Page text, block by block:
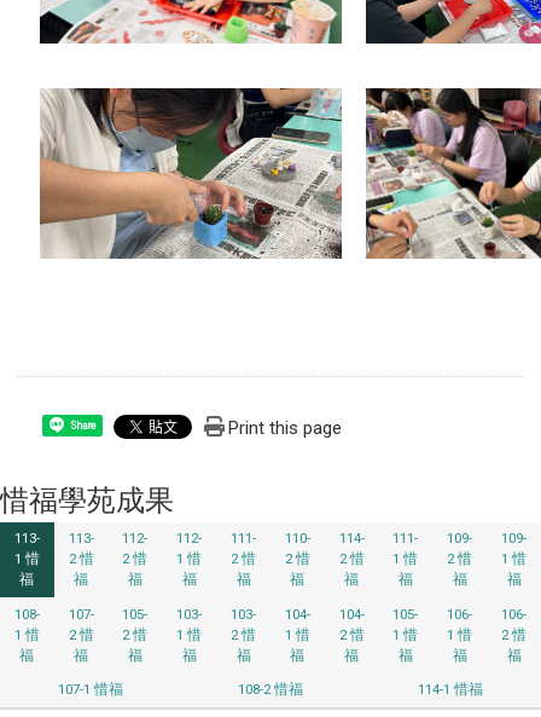
Share Print this page
惜福學苑成果
113-
1 惜
福
113-
2 惜
福
112-
2 惜
福
112-
1 惜
福
111-
2 惜
福
110-
2 惜
福
114-
2 惜
福
111-
1 惜
福
109-
2 惜
福
109-
1 惜
福
108-
1 惜
福
107-
2 惜
福
105-
2 惜
福
103-
1 惜
福
103-
2 惜
福
104-
1 惜
福
104-
2 惜
福
105-
1 惜
福
106-
1 惜
福
106-
2 惜
福
107-1 惜福 108-2 惜福 114-1 惜福